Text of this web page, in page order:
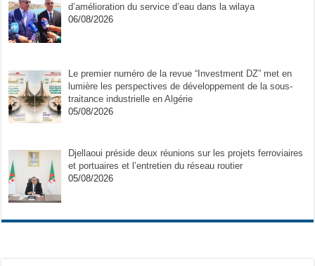
d’amélioration du service d’eau dans la wilaya
06/08/2026
Le premier numéro de la revue “Investment DZ” met en
lumière les perspectives de développement de la sous-
traitance industrielle en Algérie
05/08/2026
Djellaoui préside deux réunions sur les projets ferroviaires
et portuaires et l’entretien du réseau routier
05/08/2026